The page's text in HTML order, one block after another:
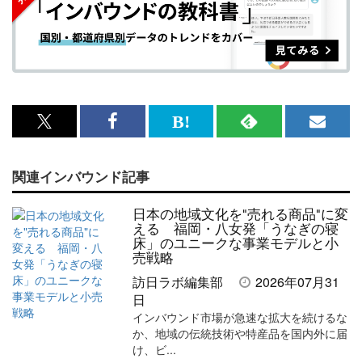
x<br>
記
事
を
シ
ェ
ア
Facebook<br>
記
は
ブ
ッ
マ
ー
ク
RSS
事
を
購
読
す
る
メ
ガ
登
録
す
る
関連インバウンド記事
日本の地域文化を"売れる商品"に変
える 福岡・八女発「うなぎの寝
床」のユニークな事業モデルと小
売戦略
訪日ラボ編集部
2026年07月31
日
インバウンド市場が急速な拡大を続けるな
か、地域の伝統技術や特産品を国内外に届
け、ビ...